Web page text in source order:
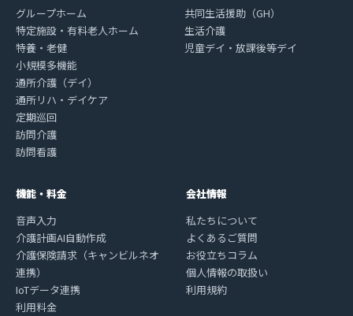
グループホーム
特定施設・有料老人ホーム
特養・老健
小規模多機能
通所介護（デイ）
通所リハ・デイケア
定期巡回
訪問介護
訪問看護
共同生活援助（GH）
生活介護
児童デイ・放課後等デイ
機能・料金
音声入力
介護計画AI自動作成
介護保険請求（キャンビルネオ
連携）
IoTデータ連携
利用料金
会社情報
私たちについて
よくあるご質問
お役立ちコラム
個人情報の取扱い
利用規約